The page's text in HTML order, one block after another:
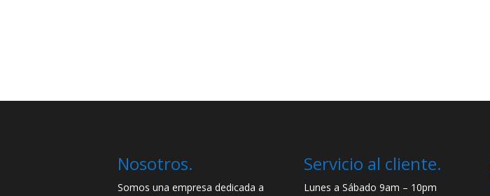
Nosotros.
Somos una empresa dedicada a
Servicio al cliente.
Lunes a Sábado 9am – 10pm